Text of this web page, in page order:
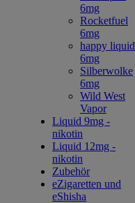
6mg
Rocketfuel
6mg
happy liquid
6mg
Silberwolke
6mg
Wild West
Vapor
Liquid 9mg -
nikotin
Liquid 12mg -
nikotin
Zubehör
eZigaretten und
eShisha